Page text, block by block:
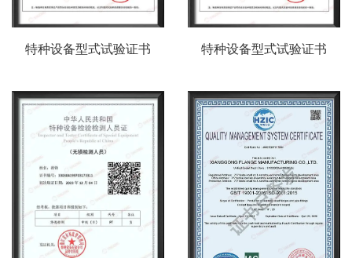
特种设备型式试验证书 特种设备型式试验证书